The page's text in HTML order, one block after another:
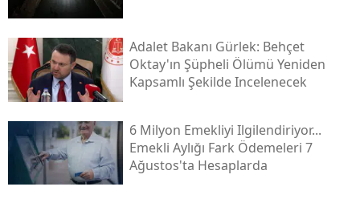
Adalet Bakanı Gürlek: Behçet
Oktay'ın Şüpheli Ölümü Yeniden
Kapsamlı Şekilde Incelenecek
6 Milyon Emekliyi Ilgilendiriyor...
Emekli Aylığı Fark Ödemeleri 7
Ağustos'ta Hesaplarda